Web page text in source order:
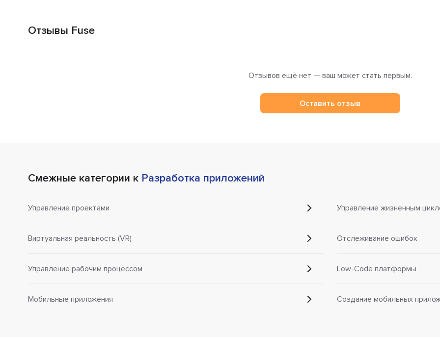
Отзывы Fuse
Отзывов ещё нет — ваш может стать первым.
Оставить отзыв
Смежные категории к Разработка приложений
Управление проектами
Виртуальная реальность (VR)
Управление рабочим процессом
Мобильные приложения
Управление жизненным
Отслеживание ошибок
Low-Code платформы
Создание мобильных